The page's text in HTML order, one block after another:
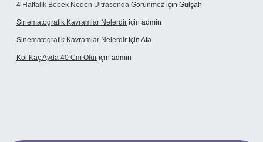
4 Haftalık Bebek Neden Ultrasonda Görünmez için Gülşah
Sinematografik Kavramlar Nelerdir için admin
Sinematografik Kavramlar Nelerdir için Ata
Kol Kaç Ayda 40 Cm Olur için admin